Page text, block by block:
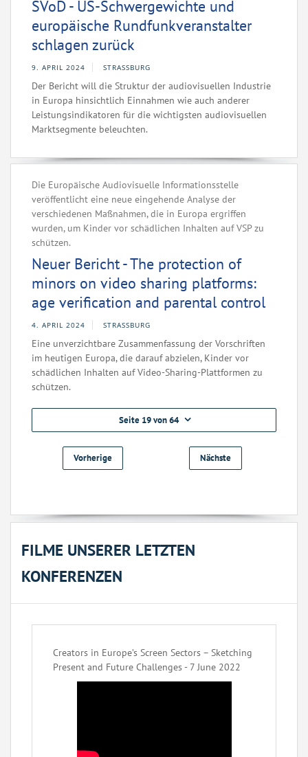
SVoD - US-Schwergewichte und
europäische Rundfunkveranstalter
schlagen zurück
9. APRIL 2024 STRASSBURG
Der Bericht will die Struktur der audiovisuellen Industrie
in Europa hinsichtlich Einnahmen wie auch anderer
Leistungsindikatoren für die wichtigsten audiovisuellen
Marktsegmente beleuchten.
Die Europäische Audiovisuelle Informationsstelle
veröffentlicht eine neue eingehende Analyse der
verschiedenen Maßnahmen, die in Europa ergriffen
wurden, um Kinder vor schädlichen Inhalten auf VSP zu
schützen.
Neuer Bericht - The protection of
minors on video sharing platforms:
age verification and parental control
4. APRIL 2024 STRASSBURG
Eine unverzichtbare Zusammenfassung der Vorschriften
im heutigen Europa, die darauf abzielen, Kinder vor
schädlichen Inhalten auf Video-Sharing-Plattformen zu
schützen.
Seite 19 von 64
Vorherige Nächste
FILME UNSERER LETZTEN
KONFERENZEN
Creators in Europe’s Screen Sectors – Sketching
Present and Future Challenges - 7 June 2022